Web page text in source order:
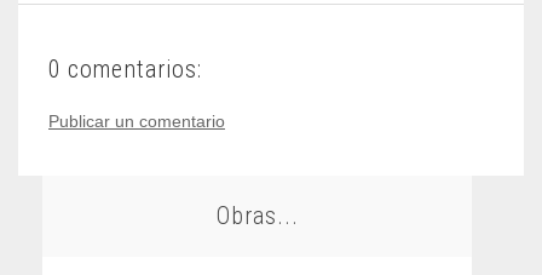
0 comentarios:
Publicar un comentario
Obras...